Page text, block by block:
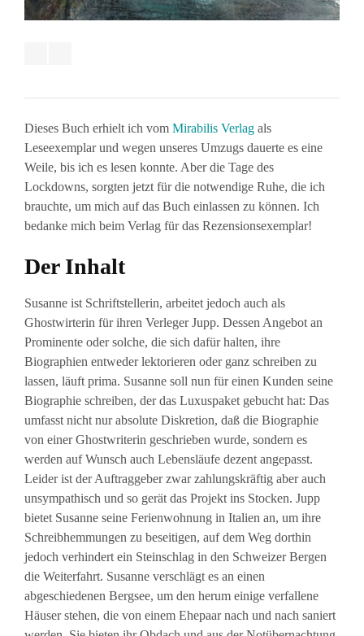
Dieses Buch erhielt ich vom Mirabilis Verlag als
Leseexemplar und wegen unseres Umzugs dauerte es eine
Weile, bis ich es lesen konnte. Aber die Tage des
Lockdowns, sorgten jetzt für die notwendige Ruhe, die ich
brauchte, um mich auf das Buch einlassen zu können. Ich
bedanke mich beim Verlag für das Rezensionsexemplar!
Der Inhalt
Susanne ist Schriftstellerin, arbeitet jedoch auch als
Ghostwirterin für ihren Verleger Jupp. Dessen Angebot an
Prominente oder solche, die sich dafür halten, ihre
Biographien entweder lektorieren oder ganz schreiben zu
lassen, läuft prima. Susanne soll nun für einen Kunden seine
Biographie schreiben, der das Luxuspaket gebucht hat: Das
umfasst nicht nur absolute Diskretion, daß die Biographie
von einer Ghostwriterin geschrieben wurde, sondern es
werden auf Wunsch auch Lebensläufe dezent angepasst.
Leider ist der Auftraggeber zwar zahlungskräftig aber auch
unsympathisch und so gerät das Projekt ins Stocken. Jupp
bietet Susanne seine Ferienwohnung in Italien an, um ihre
Schreibhemmungen zu beseitigen, auf dem Weg dorthin
jedoch verhindert ein Steinschlag in den Schweizer Bergen
die Weiterfahrt. Susanne verschlägt es an einen
abgeschiedenen Bergsee, um den herum einige verfallene
Häuser stehen, die von einem Ehepaar nach und nach saniert